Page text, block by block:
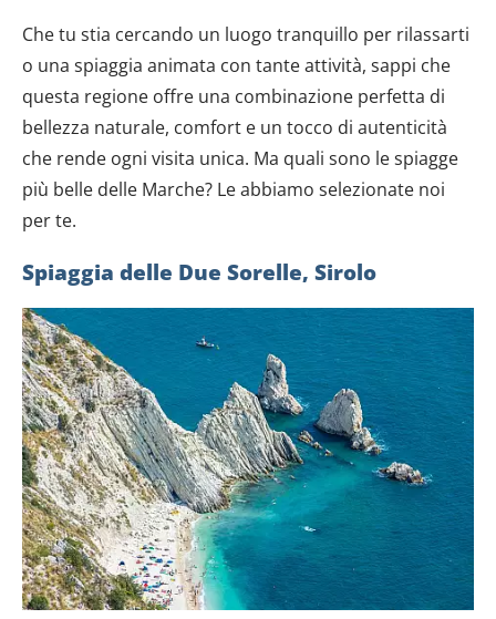
Che tu stia cercando un luogo tranquillo per rilassarti
o una spiaggia animata con tante attività, sappi che
questa regione offre una combinazione perfetta di
bellezza naturale, comfort e un tocco di autenticità
che rende ogni visita unica. Ma quali sono le spiagge
più belle delle Marche? Le abbiamo selezionate noi
per te.
Spiaggia delle Due Sorelle, Sirolo